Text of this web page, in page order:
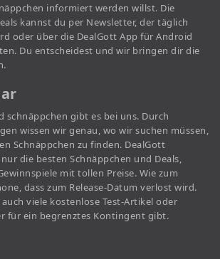
informiert werden willst. Die
kannst du per Newsletter, der täglich
oder über die DealGott App für Android
Du entscheidest und wir bringen dir die
schnäppchen gibt es bei uns. Durch
wissen wir genau, wo wir suchen müssen,
Schnäppchen zu finden. DealGott
die besten Schnäppchen und Deals,
mit tollen Preise. Wie zum
dass zum Release-Datum verlost wird.
viele kostenlose Test-Artikel oder
für ein begrenztes Kontingent gibt.